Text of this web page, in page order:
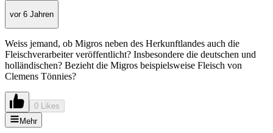
vor 6 Jahren
Weiss jemand, ob Migros neben des Herkunftlandes auch die
Fleischverarbeiter veröffentlicht? Insbesondere die deutschen und
holländischen? Bezieht die Migros beispielsweise Fleisch von
Clemens Tönnies?
0 Likes
Mehr